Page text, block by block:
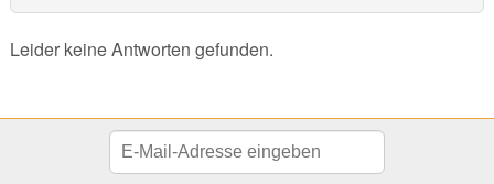
Leider keine Antworten gefunden.